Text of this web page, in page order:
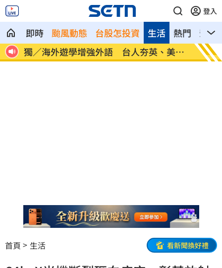
登入
即時 颱風動態 台股怎投資 熱門 影音
生活
30
獨／海外遊學增強外語 台人夯英、美、
加
長尾
因
首頁 生活 看新聞換好禮